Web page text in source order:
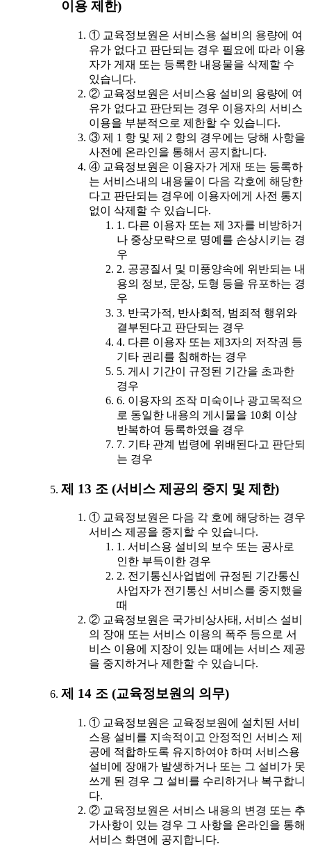
이용 제한)
① 교육정보원은 서비스용 설비의 용량에 여
유가 없다고 판단되는 경우 필요에 따라 이용
자가 게재 또는 등록한 내용물을 삭제할 수
있습니다.
② 교육정보원은 서비스용 설비의 용량에 여
유가 없다고 판단되는 경우 이용자의 서비스
이용을 부분적으로 제한할 수 있습니다.
③ 제 1 항 및 제 2 항의 경우에는 당해 사항을
사전에 온라인을 통해서 공지합니다.
④ 교육정보원은 이용자가 게재 또는 등록하
는 서비스내의 내용물이 다음 각호에 해당한
다고 판단되는 경우에 이용자에게 사전 통지
없이 삭제할 수 있습니다.
1. 다른 이용자 또는 제 3자를 비방하거
나 중상모략으로 명예를 손상시키는 경
우
2. 공공질서 및 미풍양속에 위반되는 내
용의 정보, 문장, 도형 등을 유포하는 경
우
3. 반국가적, 반사회적, 범죄적 행위와
결부된다고 판단되는 경우
4. 다른 이용자 또는 제3자의 저작권 등
기타 권리를 침해하는 경우
5. 게시 기간이 규정된 기간을 초과한
경우
6. 이용자의 조작 미숙이나 광고목적으
로 동일한 내용의 게시물을 10회 이상
반복하여 등록하였을 경우
7. 기타 관계 법령에 위배된다고 판단되
는 경우
제 13 조 (서비스 제공의 중지 및 제한)
① 교육정보원은 다음 각 호에 해당하는 경우
서비스 제공을 중지할 수 있습니다.
1. 서비스용 설비의 보수 또는 공사로
인한 부득이한 경우
2. 전기통신사업법에 규정된 기간통신
사업자가 전기통신 서비스를 중지했을
때
② 교육정보원은 국가비상사태, 서비스 설비
의 장애 또는 서비스 이용의 폭주 등으로 서
비스 이용에 지장이 있는 때에는 서비스 제공
을 중지하거나 제한할 수 있습니다.
제 14 조 (교육정보원의 의무)
① 교육정보원은 교육정보원에 설치된 서비
스용 설비를 지속적이고 안정적인 서비스 제
공에 적합하도록 유지하여야 하며 서비스용
설비에 장애가 발생하거나 또는 그 설비가 못
쓰게 된 경우 그 설비를 수리하거나 복구합니
다.
② 교육정보원은 서비스 내용의 변경 또는 추
가사항이 있는 경우 그 사항을 온라인을 통해
서비스 화면에 공지합니다.